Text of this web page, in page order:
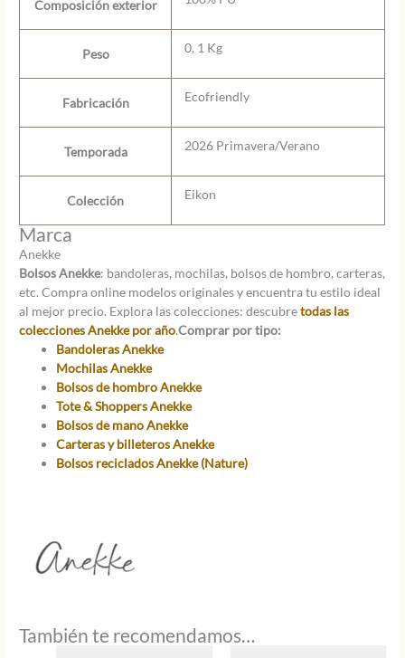
Composición exterior
Peso 0, 1 Kg
Fabricación Ecofriendly
Temporada 2026 Primavera/Verano
Colección Eikon
Marca
Anekke
Bolsos Anekke: bandoleras, mochilas, bolsos de hombro, carteras,
etc. Compra online modelos originales y encuentra tu estilo ideal
al mejor precio. Explora las colecciones: descubretodas las
colecciones Anekke por año.Comprar por tipo:
Bandoleras Anekke
Mochilas Anekke
Bolsos de hombro Anekke
Tote & Shoppers Anekke
Bolsos de mano Anekke
Carteras y billeteros Anekke
Bolsos reciclados Anekke (Nature)
También te recomendamos…